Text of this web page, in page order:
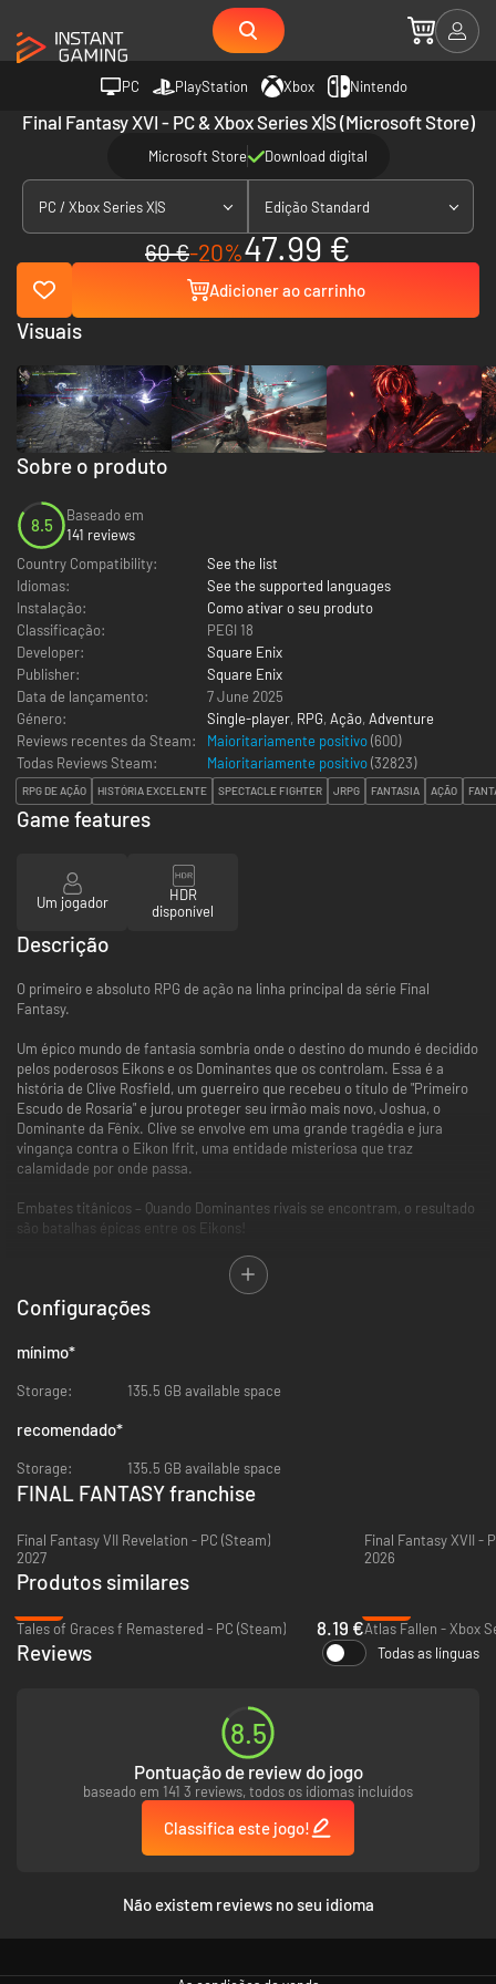
PC PlayStation Xbox Nintendo
Final Fantasy XVI - PC & Xbox Series X|S (Microsoft Store)
Microsoft Store Download digital
PC / Xbox Series X|S Edição Standard
60 €-20%47.99 €
Adicioner ao carrinho
Sobre o produto
8.5
Baseado em
141 reviews
Country Compatibility:
See the list
Idiomas:
See the supported languages
Instalação:
Como ativar o seu produto
Classificação:
PEGI 18
Developer:
Square Enix
Publisher:
Square Enix
Data de lançamento:
7 June 2025
Género:
Single-player, RPG, Ação, Adventure
Reviews recentes da Steam:
Maioritariamente positivo(600)
Todas Reviews Steam:
Maioritariamente positivo(32823)
RPG DE AÇÃO HISTÓRIA EXCELENTE SPECTACLE FIGHTER JRPG FANTASIA AÇÃO
Visuais
Game features
Um jogador
HDR
disponível
Descrição
O primeiro e absoluto RPG de ação na linha principal da série Final
Fantasy.
Um épico mundo de fantasia sombria onde o destino do mundo é decidido
pelos poderosos Eikons e os Dominantes que os controlam. Essa é a
história de Clive Rosfield, um guerreiro que recebeu o título de "Primeiro
Escudo de Rosaria" e jurou proteger seu irmão mais novo, Joshua, o
Dominante da Fênix. Clive se envolve em uma grande tragédia e jura
vingança contra o Eikon Ifrit, uma entidade misteriosa que traz
calamidade por onde passa.
Embates titânicos – Quando Dominantes rivais se encontram, o resultado
são batalhas épicas entre os Eikons!
Ação Eikônica – Clive usa os poderes de diferentes Eikons em batalhas
Clive pode usar poderosas técnicas de espada e habilidades Eikônicas, e
escolher, os aprimoramentos poderão ser desbloqueados
sentem menos confortáveis com jogos de ação e querem se concentrar
nos elementos da história do jogo. Neste modo, Clive se esquiva
automaticamente de alguns ataques, e é possível ativar combos
ação de Clive é controlada pelo jogador, está disponível para quem confia
nas próprias habilidades ou quer colocá-las à prova.
Configurações
mínimo*
Storage: 135.5 GB available space
recomendado*
Storage: 135.5 GB available space
FINAL FANTASY franchise
Final Fantasy VII Revelation - PC (Steam)
2027
Final Fantasy XVII -
2026
Produtos similares
Tales of Graces f Remastered - PC (Steam)
8.19 €Atlas Fallen - Xbox
Reviews Todas as línguas
8.5
Pontuação de review do jogo
baseado em 141 3 reviews, todos os idiomas incluídos
Classifica este jogo!
Não existem reviews no seu idioma